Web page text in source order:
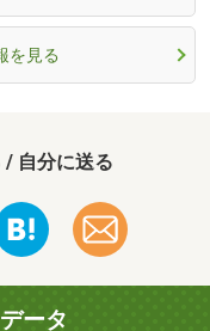
を見る
/ 自分に送る
ータ